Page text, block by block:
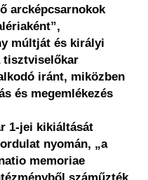
arcképcsarnokok
múltját és királyi
tisztviselőkar
iránt, miközben
és megemlékezés
1-jei kikiáltását
nyomán, „a
memoriae